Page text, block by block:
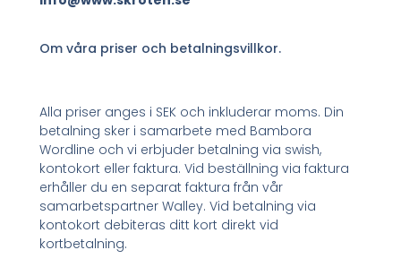
Om våra priser och betalningsvillkor.
Alla priser anges i SEK och inkluderar moms. Din
betalning sker i samarbete med Bambora
Wordline och vi erbjuder betalning via swish,
kontokort eller faktura. Vid beställning via faktura
erhåller du en separat faktura från vår
samarbetspartner Walley. Vid betalning via
kontokort debiteras ditt kort direkt vid
kortbetalning.